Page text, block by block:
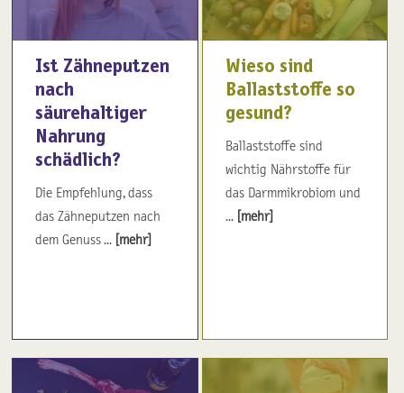
Ist Zähneputzen
nach
säurehaltiger
Nahrung
schädlich?
Die Empfehlung, dass
das Zähneputzen nach
dem Genuss ... [mehr]
Wieso sind
Ballaststoffe so
gesund?
Ballaststoffe sind
wichtig Nährstoffe für
das Darmmikrobiom und
... [mehr]